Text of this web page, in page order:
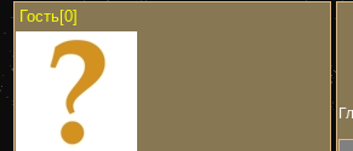
Гость[0]